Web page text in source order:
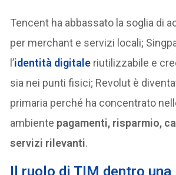
Tencent ha abbassato la soglia di
per merchant e servizi locali;
l’identità digitale riutilizzabile e
sia nei punti fisici; Revolut è
primaria perché ha concentrato
ambiente pagamenti, risparmio,
servizi rilevanti.
Il ruolo di TIM dentro una